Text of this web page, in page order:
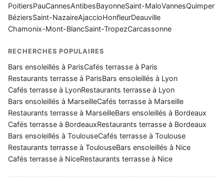
PoitiersPauCannesAntibesBayonneSaint-MaloVannesQuimper
BéziersSaint-NazaireAjaccioHonfleurDeauville
Chamonix-Mont-BlancSaint-TropezCarcassonne
RECHERCHES POPULAIRES
Bars ensoleillés à ParisCafés terrasse à Paris
Restaurants terrasse à ParisBars ensoleillés à Lyon
Cafés terrasse à LyonRestaurants terrasse à Lyon
Bars ensoleillés à MarseilleCafés terrasse à Marseille
Restaurants terrasse à MarseilleBars ensoleillés à Bordeaux
Cafés terrasse à BordeauxRestaurants terrasse à Bordeaux
Bars ensoleillés à ToulouseCafés terrasse à Toulouse
Restaurants terrasse à ToulouseBars ensoleillés à Nice
Cafés terrasse à NiceRestaurants terrasse à Nice